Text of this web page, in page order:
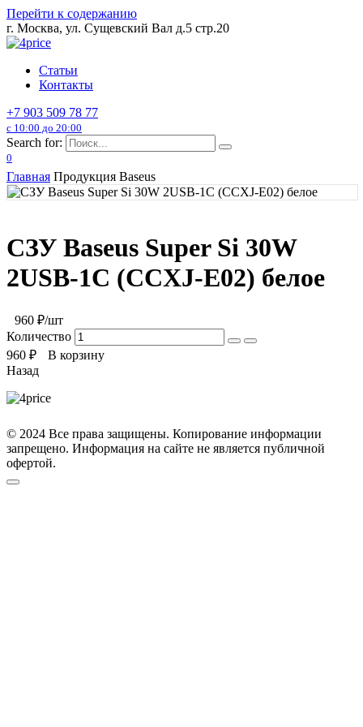
Перейти к содержанию
г. Москва, ул. Сущевский Вал д.5 стр.20
Статьи
Контакты
+7 903 509 78 77
с 10:00 до 20:00
Search for:
0
Главная Продукция Baseus
СЗУ Baseus Super Si 30W
2USB-1C (CCXJ-E02) белое
960 ₽/шт
Количество
960 ₽
В корзину
Назад
© 2024 Все права защищены. Копирование информации
запрещено. Информация на сайте не является публичной
офертой.